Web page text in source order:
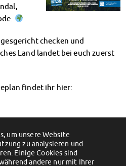
checken und
Land landet bei euch zuerst
findet ihr hier:
Online-Studi-Forum: „Studium läuft …
oder eher nicht?“
um unsere Website
zu analysieren und
Einige Cookies sind
andere nur mit Ihrer